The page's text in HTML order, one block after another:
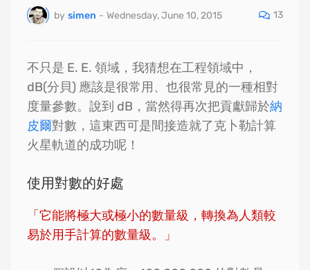
by simen - Wednesday, June 10, 2015 13
不只是 E. E. 領域，我猜想在工程領域中，
dB(分貝) 應該是很常用、也很常見的一種相對
度量參數。說到 dB，當然得再次把貢獻歸於納
皮爾對數，這東西可是間接造就了克卜勒計算
火星軌道的成功呢！
使用對數的好處
「它能將極大或極小的數量級，轉換為人類較
易於用手計算的數量級。」